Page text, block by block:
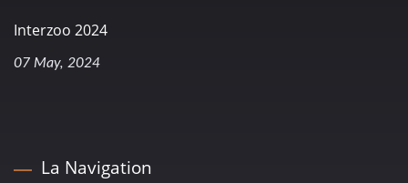
Interzoo 2024
07 May, 2024
La Navigation